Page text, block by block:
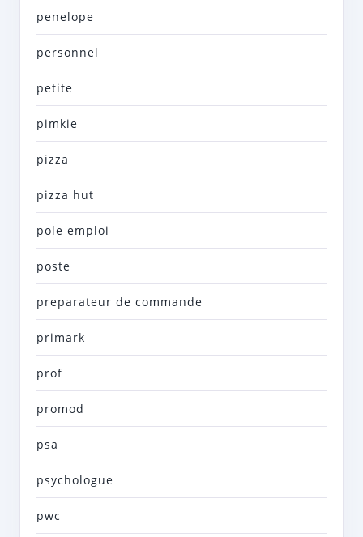
penelope
personnel
petite
pimkie
pizza
pizza hut
pole emploi
poste
preparateur de commande
primark
prof
promod
psa
psychologue
pwc